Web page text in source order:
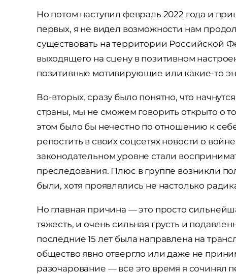
Но потом наступил февраль 2022 года и
первых, я не видел возможности нам
существовать на территории Российской
выходящего на сцену в позитивном
позитивные мотивирующие или какие-то
Во-вторых, сразу было понятно, что
страны, мы не сможем говорить открыто о
этом было бы нечестно по отношению к
репостить в своих соцсетях новости о
законодательном уровне стали
преследования. Плюс в группе возникли
были, хотя проявлялись не настолько
Но главная причина — это просто
тяжесть, и очень сильная грусть и
последние 15 лет была направлена на
общество явно отвергло или даже не
разочарование — все это время я сочинял